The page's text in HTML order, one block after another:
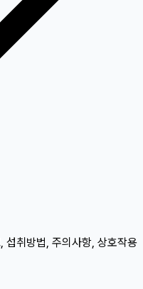
섭취방법, 주의사항, 상호작용